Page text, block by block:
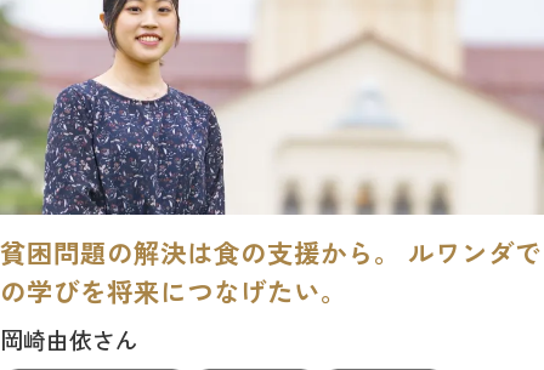
貧困問題の解決は食の支援から。 ルワンダで
の学びを将来につなげたい。
岡崎由依さん